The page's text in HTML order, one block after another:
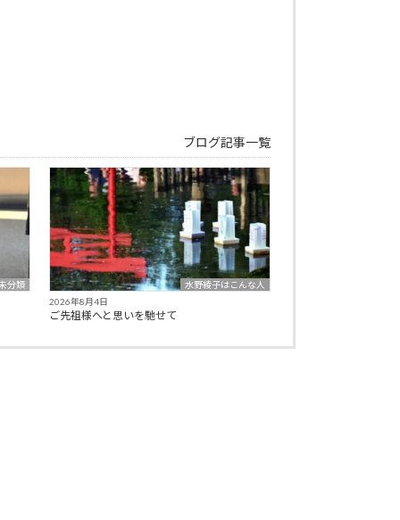
ブログ記事一覧
分類
水野綾子はこんな人
2026年8月4日
ご先祖様へと思いを馳せて